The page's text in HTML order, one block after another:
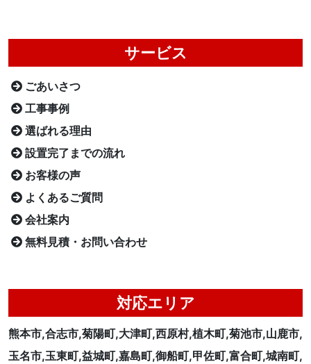
サービス
ごあいさつ
工事事例
選ばれる理由
設置完了までの流れ
お客様の声
よくあるご質問
会社案内
無料見積・お問い合わせ
対応エリア
熊本市,合志市,菊陽町,大津町,西原村,植木町,菊池市,山鹿市,
玉名市,玉東町,益城町,嘉島町,御船町,甲佐町,富合町,城南町,